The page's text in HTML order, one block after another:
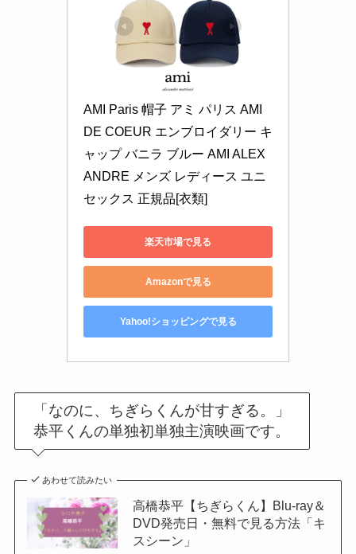
AMI Paris 帽子 アミ パリス AMI
DE COEUR エンブロイダリー キ
ャップ バニラ ブルー AMI ALEX
ANDRE メンズ レディース ユニ
セックス 正規品[衣類]
楽天市場で見る
Amazonで見る
Yahoo!ショッピングで見る
「なのに、ちぎらくんが甘すぎる。」
恭平くんの単独初単独主演映画です。
あわせて読みたい
高橋恭平【ちぎらくん】Blu-ray＆
DVD発売日・無料で見る方法「キ
スシーン」